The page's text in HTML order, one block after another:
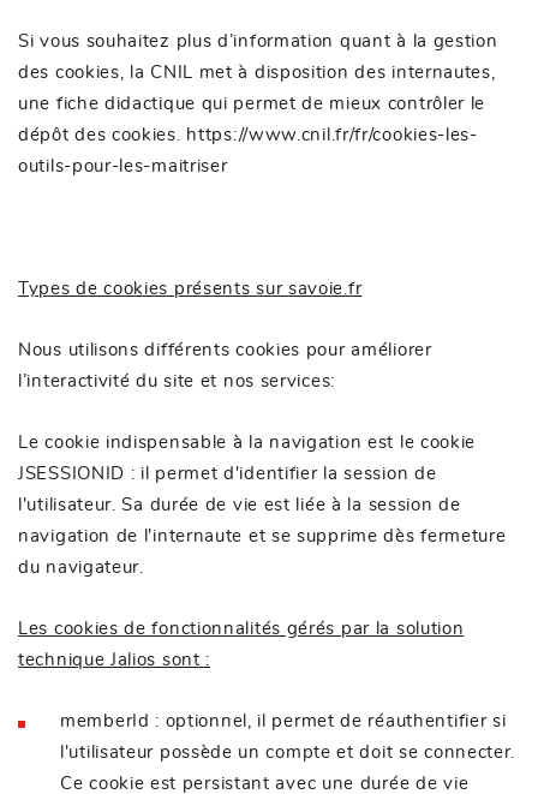
Si vous souhaitez plus d’information quant à la gestion
des cookies, la CNIL met à disposition des internautes,
une fiche didactique qui permet de mieux contrôler le
dépôt des cookies.
https://www.cnil.fr/fr/cookies-les-
outils-pour-les-maitriser
Types de cookies présents sur savoie.fr
Nous utilisons différents cookies pour améliorer
l’interactivité du site et nos services:
Le cookie indispensable à la navigation est le cookie
JSESSIONID : il permet d'identifier la session de
l'utilisateur. Sa durée de vie est liée à la session de
navigation de l'internaute et se supprime dès fermeture
du navigateur.
Les cookies de fonctionnalités gérés par la solution
technique Jalios sont :
memberId : optionnel, il permet de réauthentifier si
l'utilisateur possède un compte et doit se connecter.
Ce cookie est persistant avec une durée de vie